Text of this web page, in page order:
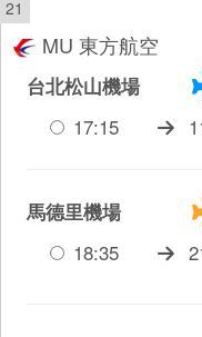
21
MU 東方航空
台北松山機場
17:15
馬德里機場
18:35